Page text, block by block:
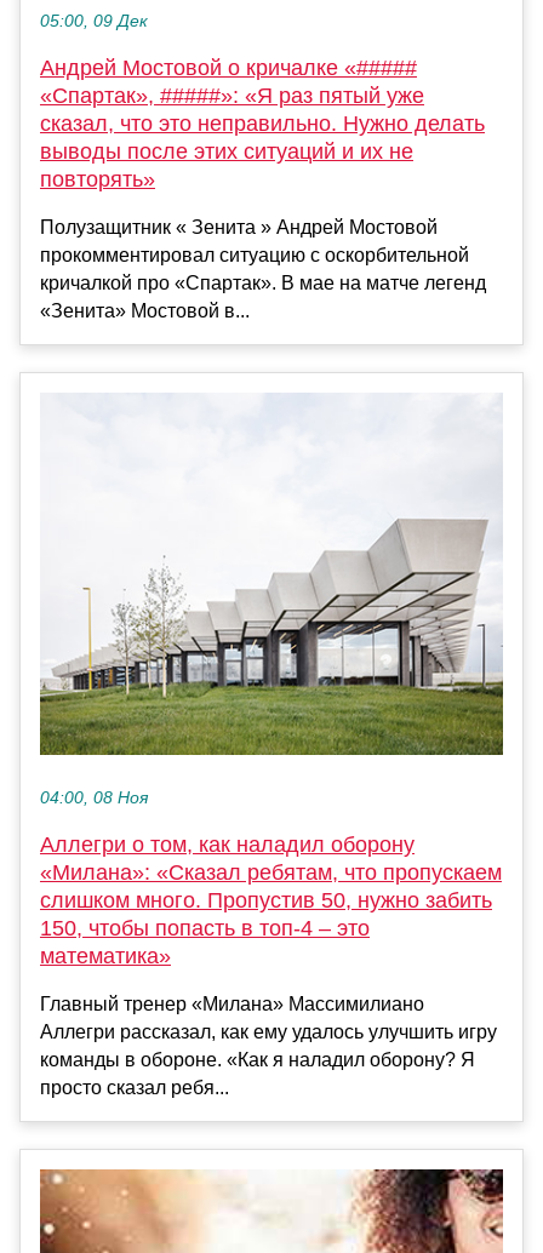
05:00, 09 Дек
Андрей Мостовой о кричалке «#####
«Спартак», #####»: «Я раз пятый уже
сказал, что это неправильно. Нужно делать
выводы после этих ситуаций и их не
повторять»
Полузащитник « Зенита » Андрей Мостовой
прокомментировал ситуацию с оскорбительной
кричалкой про «Спартак». В мае на матче легенд
«Зенита» Мостовой в...
04:00, 08 Ноя
Аллегри о том, как наладил оборону
«Милана»: «Сказал ребятам, что пропускаем
слишком много. Пропустив 50, нужно забить
150, чтобы попасть в топ-4 – это
математика»
Главный тренер «Милана» Массимилиано
Аллегри рассказал, как ему удалось улучшить игру
команды в обороне. «Как я наладил оборону? Я
просто сказал ребя...